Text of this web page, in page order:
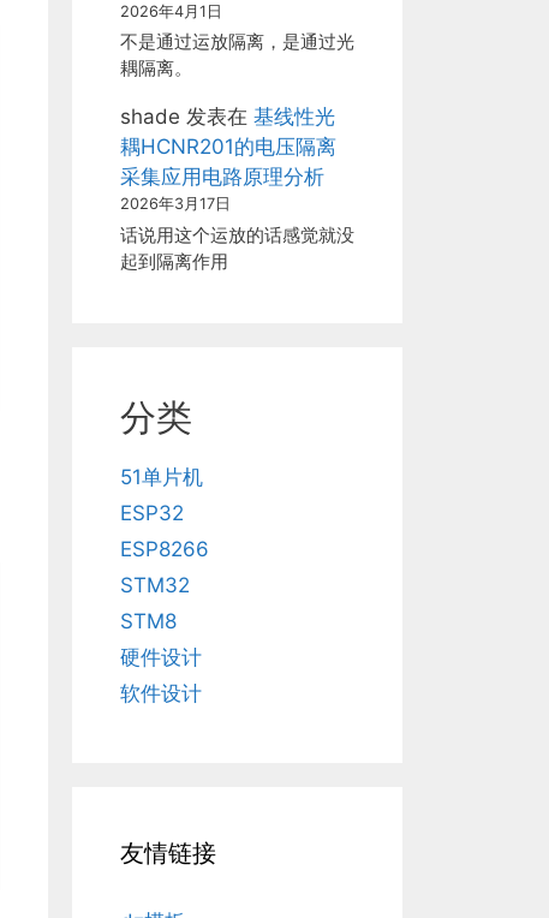
2026年4月1日
不是通过运放隔离，是通过光
耦隔离。
shade 发表在 基线性光
耦HCNR201的电压隔离
采集应用电路原理分析
2026年3月17日
话说用这个运放的话感觉就没
起到隔离作用
分类
51单片机
ESP32
ESP8266
STM32
STM8
硬件设计
软件设计
友情链接